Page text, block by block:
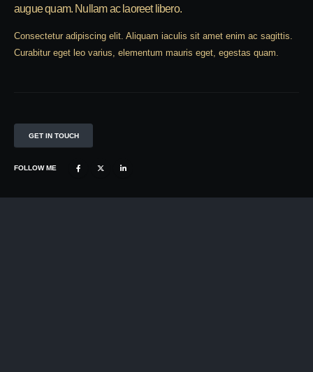
augue quam. Nullam ac laoreet libero.
Consectetur adipiscing elit. Aliquam iaculis sit amet enim ac sagittis.
Curabitur eget leo varius, elementum mauris eget, egestas quam.
GET IN TOUCH
FOLLOW ME